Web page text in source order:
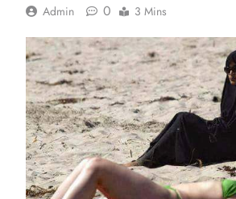
Admin 0 3 Mins